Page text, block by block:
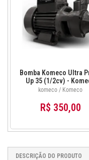
Bomba Komeco Ultra
Up 35 (1/2cv) -
komeco / Komeco
R$ 350,00
DESCRIÇÃO DO PRODUTO